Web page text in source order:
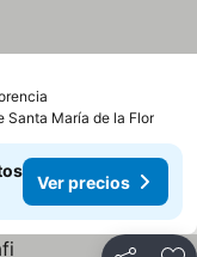
Santa María de la Flor
Ver precios